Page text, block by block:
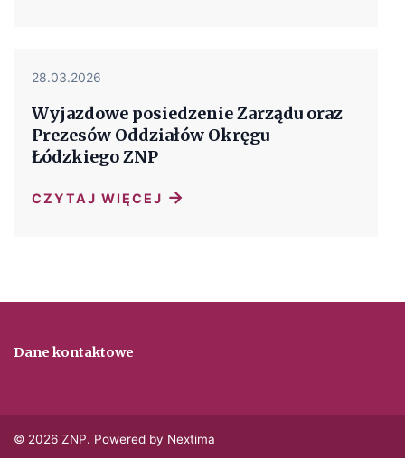
28.03.2026
Wyjazdowe posiedzenie Zarządu oraz
Prezesów Oddziałów Okręgu
Łódzkiego ZNP
CZYTAJ WIĘCEJ →
Dane kontaktowe
© 2026 ZNP. Powered by Nextima